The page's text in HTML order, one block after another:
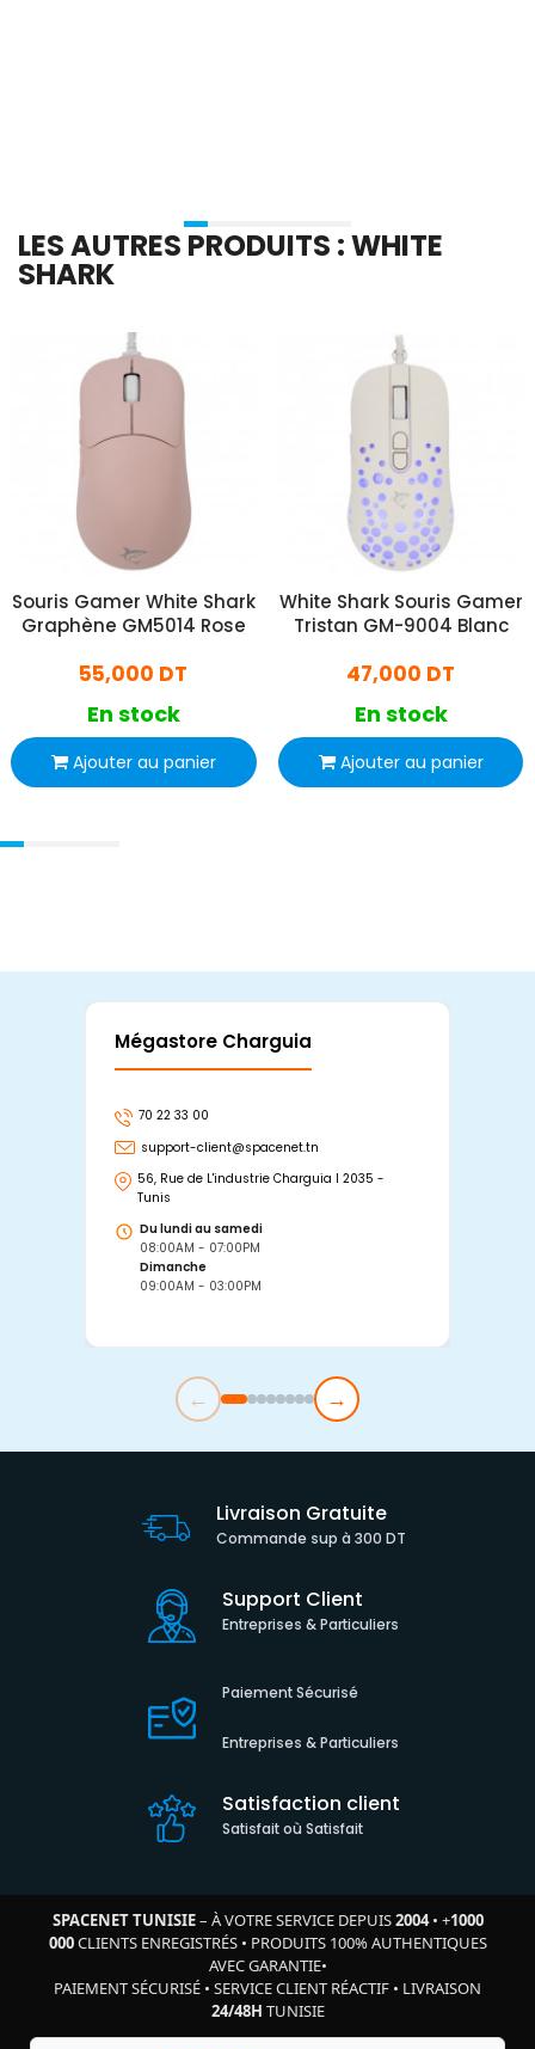
LES AUTRES PRODUITS : WHITE
SHARK
Souris Gamer White Shark
Graphène GM5014 Rose
55,000 DT
En stock
Ajouter au panier
White Shark Souris Gamer
Tristan GM-9004 Blanc
47,000 DT
En stock
Ajouter au panier
Mégastore Charguia
70 22 33 00
support-client@spacenet.tn
56, Rue de L'industrie Charguia I 2035 -
Tunis
Du lundi au samedi
08:00AM - 07:00PM
Dimanche
09:00AM - 03:00PM
← →
Livraison Gratuite
Commande sup à 300 DT
Support Client
Entreprises & Particuliers
Paiement Sécurisé
Entreprises & Particuliers
Satisfaction client
Satisfait où Satisfait
SPACENET TUNISIE– À VOTRE SERVICE DEPUIS2004• +1000
000CLIENTS ENREGISTRÉS• PRODUITS 100% AUTHENTIQUES
AVEC GARANTIE•
PAIEMENT SÉCURISÉ • SERVICE CLIENT RÉACTIF • LIVRAISON
24/48H TUNISIE